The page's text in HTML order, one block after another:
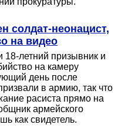
солдат-неонацист,
на видео
летний призывник и
на камеру
день после
в армию, так что
расиста прямо на
армейского
как свидетель.